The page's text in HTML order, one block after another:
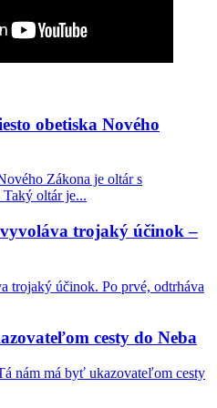
bola unesená
a ku konverzii na
uviedlo, že agresivita
rok o 29 %
napreduje v LGBT
reportáž o účasti na
hnutia Outreach.
zábery, ktoré
na španielskej
liturgia, príliš
odvracia od života
obetiska Nového
Zákona je oltár s
oltár je...
trojaký účinok –
trojaký účinok. Po prvé, odtrháva
cesty do Neba
nám má byť ukazovateľom cesty